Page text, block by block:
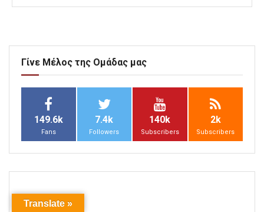
Γίνε Μέλος της Ομάδας μας
149.6k
Fans
7.4k
Followers
140k
Subscribers
2k
Subscribers
Translate »